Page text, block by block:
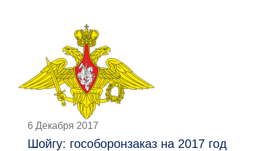
6 Декабря 2017
Шойгу: гособоронзаказ на 2017 год